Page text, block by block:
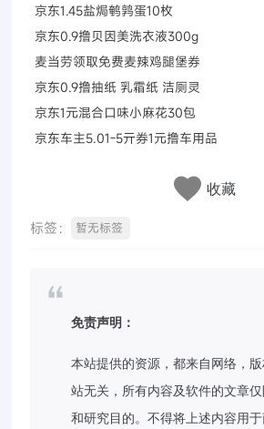
京东1.45盐焗鹌鹑蛋10枚
京东0.9撸贝因美洗衣液300g
麦当劳领取免费麦辣鸡腿堡券
京东0.9撸抽纸 乳霜纸 洁厕灵
京东1元混合口味小麻花30包
京东车主5.01-5亓券1元撸车用品
收藏
标签： 暂无标签
免责声明：
本站提供的资源，都来自网络，
站无关，所有内容及软件的文章
和研究目的。不得将上述内容用